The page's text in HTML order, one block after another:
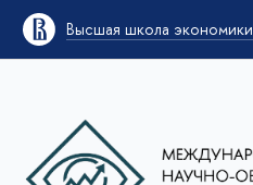
Высшая школа экономики